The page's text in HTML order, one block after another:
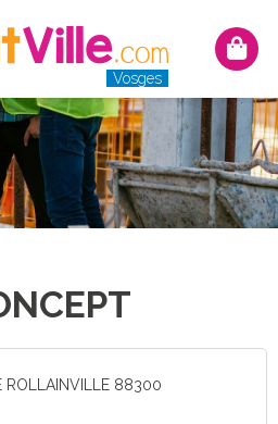
Vosges
Mon
ROLLAINVILLE 88300